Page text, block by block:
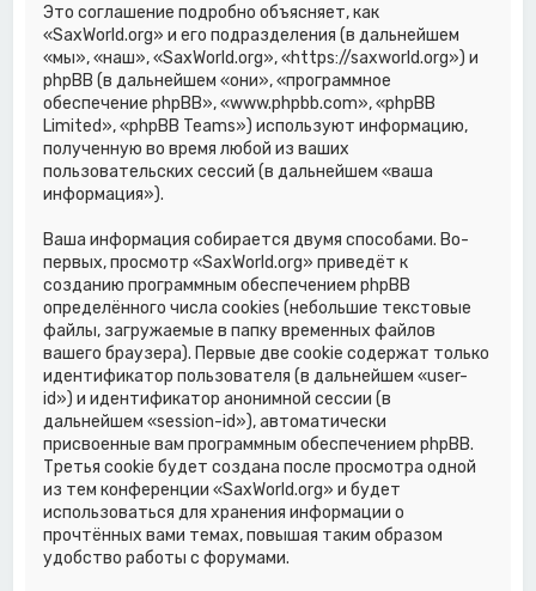
Это соглашение подробно объясняет, как
«SaxWorld.org» и его подразделения (в дальнейшем
«мы», «наш», «SaxWorld.org», «https://saxworld.org») и
phpBB (в дальнейшем «они», «программное
обеспечение phpBB», «www.phpbb.com», «phpBB
Limited», «phpBB Teams») используют информацию,
полученную во время любой из ваших
пользовательских сессий (в дальнейшем «ваша
информация»).
Ваша информация собирается двумя способами. Во-
первых, просмотр «SaxWorld.org» приведёт к
созданию программным обеспечением phpBB
определённого числа cookies (небольшие текстовые
файлы, загружаемые в папку временных файлов
вашего браузера). Первые две cookie содержат только
идентификатор пользователя (в дальнейшем «user-
id») и идентификатор анонимной сессии (в
дальнейшем «session-id»), автоматически
присвоенные вам программным обеспечением phpBB.
Третья cookie будет создана после просмотра одной
из тем конференции «SaxWorld.org» и будет
использоваться для хранения информации о
прочтённых вами темах, повышая таким образом
удобство работы с форумами.